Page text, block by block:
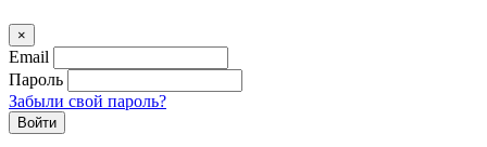
×
Email
Пароль
Забыли свой пароль?
Войти